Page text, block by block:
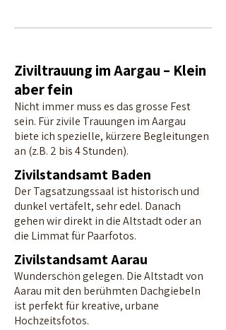
Ziviltrauung im Aargau – Klein
aber fein
Nicht immer muss es das grosse Fest
sein. Für zivile Trauungen im Aargau
biete ich spezielle, kürzere Begleitungen
an (z.B. 2 bis 4 Stunden).
Zivilstandsamt Baden
Der Tagsatzungssaal ist historisch und
dunkel vertäfelt, sehr edel. Danach
gehen wir direkt in die Altstadt oder an
die Limmat für Paarfotos.
Zivilstandsamt Aarau
Wunderschön gelegen. Die Altstadt von
Aarau mit den berühmten Dachgiebeln
ist perfekt für kreative, urbane
Hochzeitsfotos.